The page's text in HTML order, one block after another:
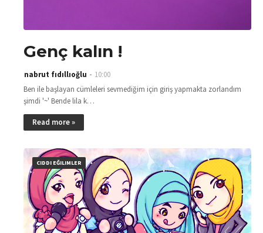
Genç kalın !
nabrut fıdıllıoğlu
10:00
Ben ile başlayan cümleleri sevmediğim için giriş yapmakta zorlandım
şimdi '~' Bende lila k…
Read more »
CIDDI EĞILIMLER